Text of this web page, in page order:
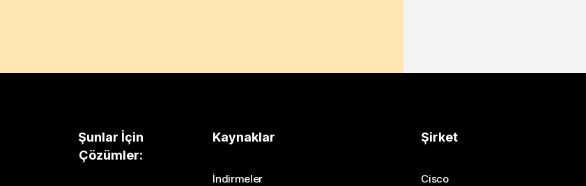
Şunlar İçin
Çözümler:
Kaynaklar
İndirmeler
Şirket
Cisco